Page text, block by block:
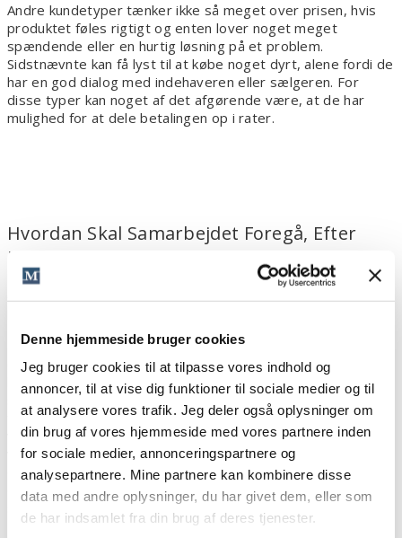
Denne hjemmeside bruger cookies
Jeg bruger cookies til at tilpasse vores indhold og
annoncer, til at vise dig funktioner til sociale medier og til
at analysere vores trafik. Jeg deler også oplysninger om
din brug af vores hjemmeside med vores partnere inden
for sociale medier, annonceringspartnere og
analysepartnere. Mine partnere kan kombinere disse
data med andre oplysninger, du har givet dem, eller som
de har indsamlet fra din brug af deres tjenester.
Andre kundetyper tænker ikke så meget over prisen, hvis
produktet føles rigtigt og enten lover noget meget
spændende eller en hurtig løsning på et problem.
Sidstnævnte kan få lyst til at købe noget dyrt, alene fordi de
har en god dialog med indehaveren eller sælgeren. For
disse typer kan noget af det afgørende være, at de har
mulighed for at dele betalingen op i rater.
Hvordan Skal Samarbejdet Foregå, Efter
Kunden Har Købt?
Også et relevant spørgsmål. Og meget vigtigt for at få
Den type, der køber ind på det eksklusive, foretrækker ofte
effektive 1:1-løsninger, da de ser deres egen tid som en
kostbar ressource. Skal de overveje at deltage i noget
sammen med andre, skal det være, fordi, der er en konkret
fordel ved, at de andre deltagere også er der. Det kan
være, at de skal træne nogle nye metoder, hvor det er
vigtigt og relevant at se, hvordan de andre reagerer. Eller
det kan være, hvis de forventer, at de andre deltagere har
en attraktiv position og kan blive relevante
samarbejdspartner senere.